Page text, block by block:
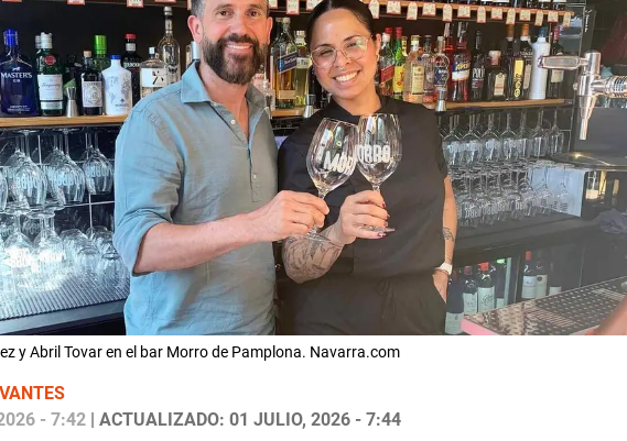
y Abril Tovar en el bar Morro de Pamplona. Navarra.com
- 7:42| ACTUALIZADO: 01 JULIO, 2026 - 7:44